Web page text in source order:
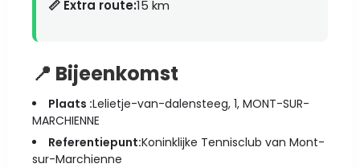
📏 Extra route:15 km
📍 Bijeenkomst
Plaats :Lelietje-van-dalensteeg, 1, MONT-SUR-
MARCHIENNE
Referentiepunt:Koninklijke Tennisclub van Mont-
sur-Marchienne